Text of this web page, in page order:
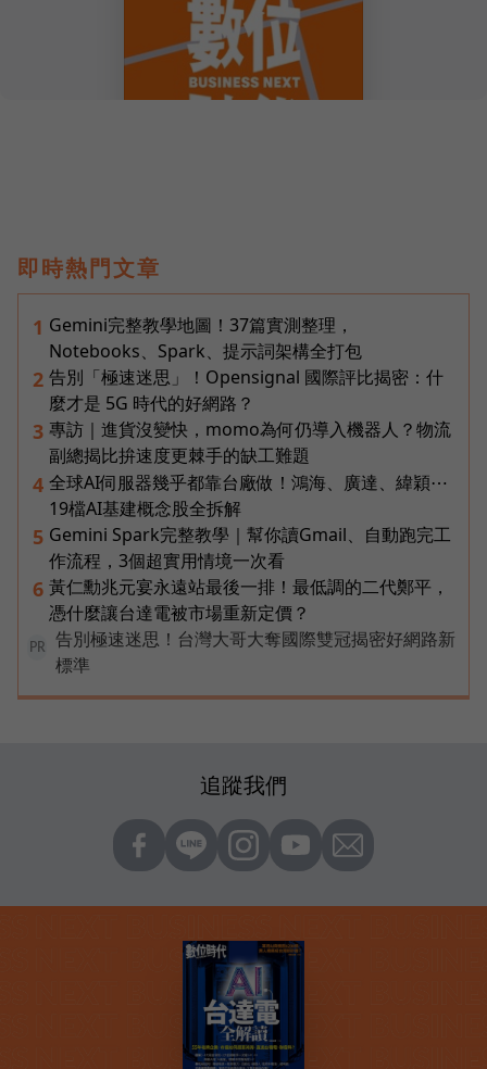
即時熱門文章
1 Gemini完整教學地圖！37篇實測整理，
Notebooks、Spark、提示詞架構全打包
2 告別「極速迷思」！Opensignal 國際評比揭密：什
麼才是 5G 時代的好網路？
3 專訪｜進貨沒變快，momo為何仍導入機器人？物流
副總揭比拚速度更棘手的缺工難題
4 全球AI伺服器幾乎都靠台廠做！鴻海、廣達、緯穎⋯
19檔AI基建概念股全拆解
5 Gemini Spark完整教學｜幫你讀Gmail、自動跑完工
作流程，3個超實用情境一次看
6 黃仁勳兆元宴永遠站最後一排！最低調的二代鄭平，
憑什麼讓台達電被市場重新定價？
PR
告別極速迷思！台灣大哥大奪國際雙冠揭密好網路新
標準
追蹤我們